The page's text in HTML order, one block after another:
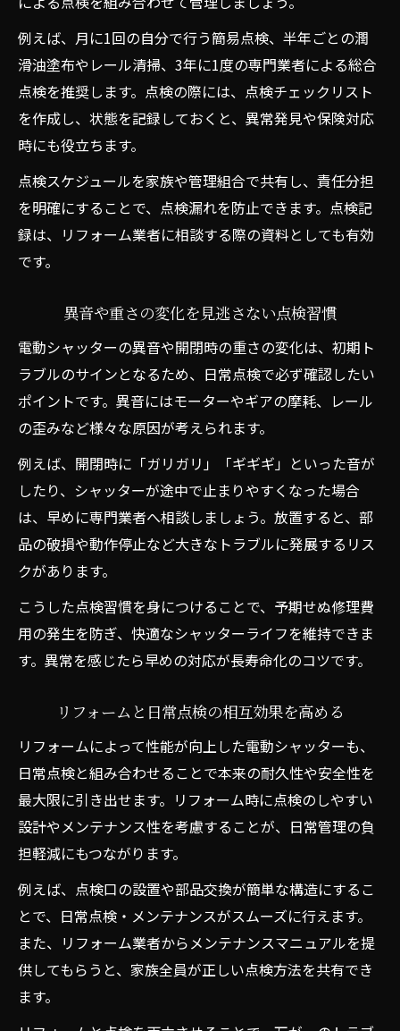
例えば、月に1回の自分で行う簡易点検、半年ごとの潤
滑油塗布やレール清掃、3年に1度の専門業者による総合
点検を推奨します。点検の際には、点検チェックリスト
を作成し、状態を記録しておくと、異常発見や保険対応
時にも役立ちます。
点検スケジュールを家族や管理組合で共有し、責任分担
を明確にすることで、点検漏れを防止できます。点検記
録は、リフォーム業者に相談する際の資料としても有効
です。
異音や重さの変化を見逃さない点検習慣
電動シャッターの異音や開閉時の重さの変化は、初期ト
ラブルのサインとなるため、日常点検で必ず確認したい
ポイントです。異音にはモーターやギアの摩耗、レール
の歪みなど様々な原因が考えられます。
例えば、開閉時に「ガリガリ」「ギギギ」といった音が
したり、シャッターが途中で止まりやすくなった場合
は、早めに専門業者へ相談しましょう。放置すると、部
品の破損や動作停止など大きなトラブルに発展するリス
クがあります。
こうした点検習慣を身につけることで、予期せぬ修理費
用の発生を防ぎ、快適なシャッターライフを維持できま
す。異常を感じたら早めの対応が長寿命化のコツです。
リフォームと日常点検の相互効果を高める
リフォームによって性能が向上した電動シャッターも、
日常点検と組み合わせることで本来の耐久性や安全性を
最大限に引き出せます。リフォーム時に点検のしやすい
設計やメンテナンス性を考慮することが、日常管理の負
担軽減にもつながります。
例えば、点検口の設置や部品交換が簡単な構造にするこ
とで、日常点検・メンテナンスがスムーズに行えます。
また、リフォーム業者からメンテナンスマニュアルを提
供してもらうと、家族全員が正しい点検方法を共有でき
ます。